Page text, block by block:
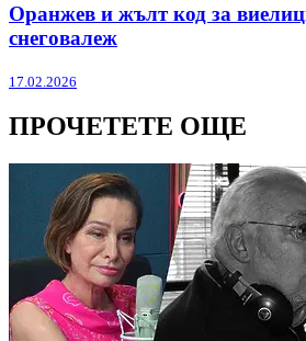
Оранжев и жълт код за
снеговалеж
17.02.2026
ПРОЧЕТЕТЕ ОЩЕ